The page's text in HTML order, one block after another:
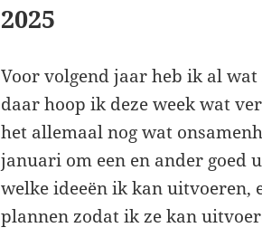
2025
Voor volgend jaar heb ik al
daar hoop ik deze week wat
het allemaal nog wat
januari om een en ander goed
welke ideeën ik kan uitvoeren,
plannen zodat ik ze kan